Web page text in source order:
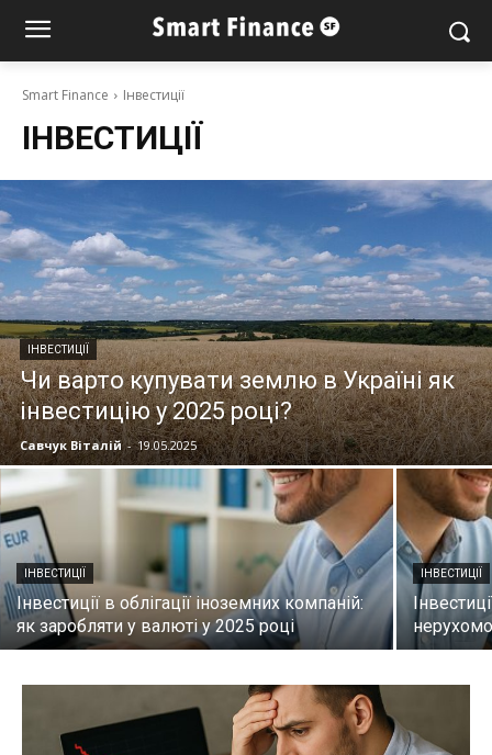
Smart Finance Інвестиції
ІНВЕСТИЦІЇ
ІНВЕСТИЦІЇ
Чи варто купувати землю в Україні як
інвестицію у 2025 році?
Савчук Віталій - 19.05.2025
ІНВЕСТИЦІЇ
Інвестиції в облігації іноземних компаній:
як заробляти у валюті у 2025 році
ІНВЕСТИЦІЇ